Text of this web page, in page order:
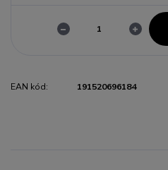
EAN kód: 191520696184